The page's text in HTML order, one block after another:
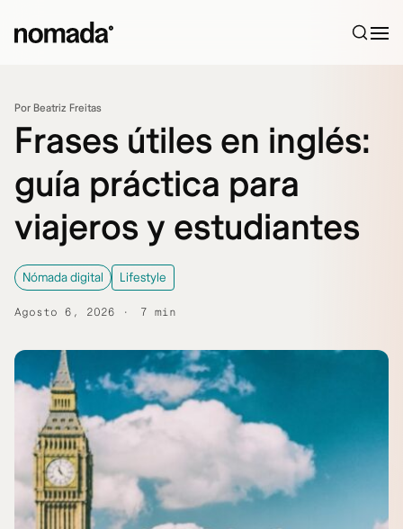
Por Beatriz Freitas
Frases útiles en inglés:
guía práctica para
viajeros y estudiantes
Nómada digital Lifestyle
Agosto 6, 2026 7 min